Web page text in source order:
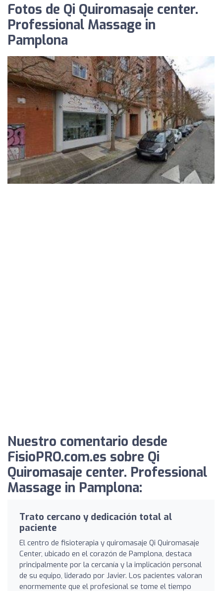
Fotos de Qi Quiromasaje center.
Professional Massage in
Pamplona
Nuestro comentario desde
FisioPRO.com.es sobre Qi
Quiromasaje center. Professional
Massage in Pamplona:
Trato cercano y dedicación total al
paciente
El centro de fisioterapia y quiromasaje Qi Quiromasaje
Center, ubicado en el corazón de Pamplona, destaca
principalmente por la cercanía y la implicación personal
de su equipo, liderado por Javier. Los pacientes valoran
enormemente que el profesional se tome el tiempo